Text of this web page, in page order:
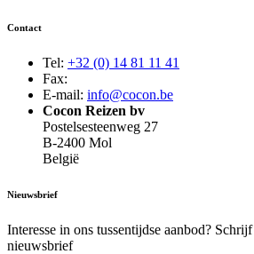
Contact
Tel: +32 (0) 14 81 11 41
Fax:
E-mail: info@cocon.be
Cocon Reizen bv
Postelsesteenweg 27
B-2400 Mol
België
Nieuwsbrief
Interesse in ons tussentijdse aanbod?
nieuwsbrief